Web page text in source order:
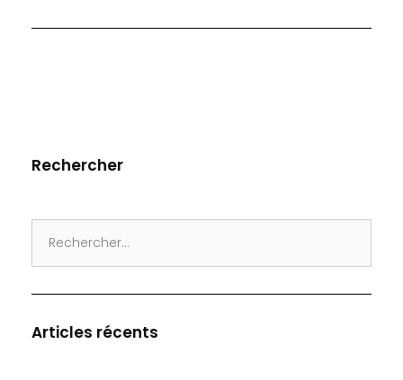
Rechercher
for:
Articles récents